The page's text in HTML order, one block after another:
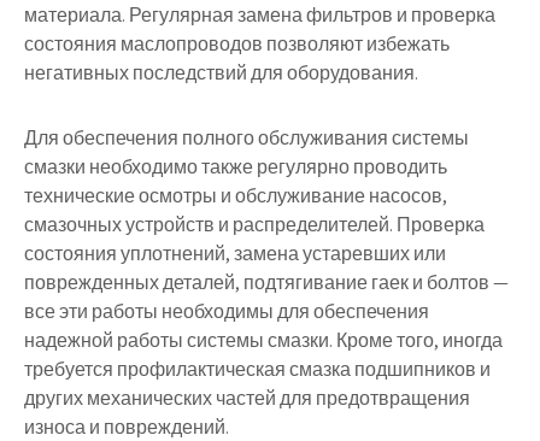
материала. Регулярная замена фильтров и проверка
состояния маслопроводов позволяют избежать
негативных последствий для оборудования.
Для обеспечения полного обслуживания системы
смазки необходимо также регулярно проводить
технические осмотры и обслуживание насосов,
смазочных устройств и распределителей. Проверка
состояния уплотнений, замена устаревших или
поврежденных деталей, подтягивание гаек и болтов —
все эти работы необходимы для обеспечения
надежной работы системы смазки. Кроме того, иногда
требуется профилактическая смазка подшипников и
других механических частей для предотвращения
износа и повреждений.